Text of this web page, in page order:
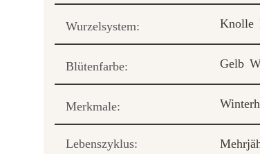
Wurzelsystem: Knolle
Blütenfarbe: Gelb
Merkmale:
Lebenszyklus: